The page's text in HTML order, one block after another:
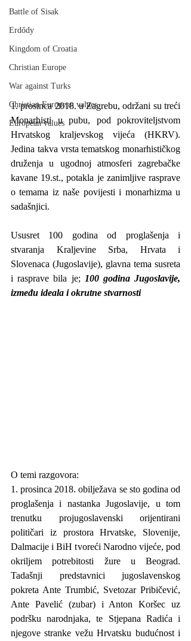
Battle of Sisak
Erdődy
Kingdom of Croatia
Christian Europe
War against Turks
Christian European values
European values
1. prosinca 2018. u Zagrebu, održani su treći
Monarhisti u pubu, pod pokroviteljstvom
Hrvatskog kraljevskog vijeća (HKRV).
Jedina takva vrsta tematskog monarhističkog
druženja u ugodnoj atmosferi zagrebačke
kavane 19.st., potakla je zanimljive rasprave
o temama iz naše povijesti i monarhizma u
sadašnjici.
Ususret 100 godina od proglašenja i
stvaranja Kraljevine Srba, Hrvata i
Slovenaca (Jugoslavije), glavna tema susreta
i rasprave bila je; 100 godina Jugoslavije,
između ideala i okrutne stvarnosti
O temi razgovora:
1. prosinca 2018. obilježava se sto godina od
proglašenja i nastanka Jugoslavije, u tom
trenutku projugoslavenski orijentirani
političari iz prostora Hrvatske, Slovenije,
Dalmacije i BiH tvoreći Narodno vijeće, pod
okriljem potrebitosti žure u Beograd.
Tadašnji predstavnici jugoslavenskog
pokreta Ante Trumbić, Svetozar Pribičević,
Ante Pavelić (zubar) i Anton Koršec uz
podršku narodnjaka, te Stjepana Radića i
njegove stranke vežu Hrvatsku budućnost i